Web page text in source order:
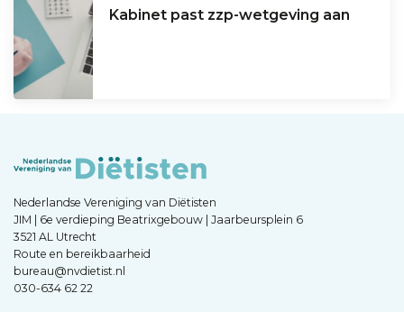
Kabinet past zzp-wetgeving aan
Nederlandse Vereniging van Diëtisten
JIM | 6e verdieping Beatrixgebouw | Jaarbeursplein 6
3521 AL Utrecht
Route en bereikbaarheid
bureau@nvdietist.nl
030-634 62 22